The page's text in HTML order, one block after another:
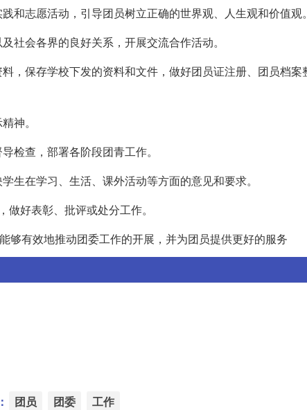
和志愿活动，引导团员树立正确的世界观、人生观和价值观
社会各界的良好关系，开展交流合作活动。
，保存学校下发的资料和文件，做好团员证注册、团员档案
神。
检查，部署各阶段团青工作。
生在学习、生活、课外活动等方面的意见和要求。
好表彰、批评或处分工作。
够有效地推动团委工作的开展，并为团员提供更好的服务
团员 团委 工作